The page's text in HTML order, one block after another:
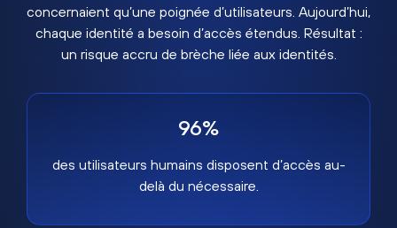
concernaient qu’une poignée d’utilisateurs. Aujourd’hui,
chaque identité a besoin d’accès étendus. Résultat :
un risque accru de brèche liée aux identités.
96%
des utilisateurs humains disposent d’accès au-
delà du nécessaire.